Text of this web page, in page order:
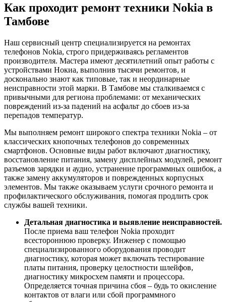
Как проходит ремонт техники Nokia в
Тамбове
Наш сервисный центр специализируется на ремонтах
телефонов Nokia, строго придерживаясь регламентов
производителя. Мастера имеют десятилетний опыт работы с
устройствами Нокиа, выполнив тысячи ремонтов, и
досконально знают как типовые, так и неординарные
неисправности этой марки. В Тамбове мы сталкиваемся с
привычными для региона проблемами: от механических
повреждений из-за падений на асфальт до сбоев из-за
перепадов температур.
Мы выполняем ремонт широкого спектра техники Nokia – от
классических кнопочных телефонов до современных
смартфонов. Основные виды работ включают диагностику,
восстановление питания, замену дисплейных модулей, ремонт
разъемов зарядки и аудио, устранение программных ошибок, а
также замену аккумуляторов и поврежденных корпусных
элементов. Мы также оказываем услуги срочного ремонта и
профилактического обслуживания, помогая продлить срок
службы вашей техники.
Детальная диагностика и выявление неисправностей.
После приема ваш телефон Nokia проходит
всестороннюю проверку. Инженер с помощью
специализированного оборудования проводит
диагностику, которая может включать тестирование
платы питания, проверку целостности шлейфов,
диагностику микросхем памяти и процессора.
Определяется точная причина сбоя – будь то окисление
контактов от влаги или сбой программного